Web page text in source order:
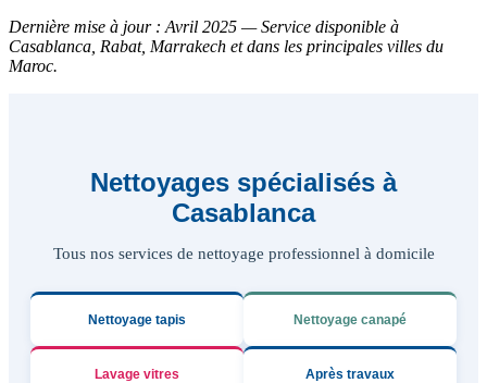
Dernière mise à jour : Avril 2025 — Service disponible à
Casablanca, Rabat, Marrakech et dans les principales villes du
Maroc.
Nettoyages spécialisés à
Casablanca
Tous nos services de nettoyage professionnel à domicile
Nettoyage tapis Nettoyage canapé
Lavage vitres Après travaux